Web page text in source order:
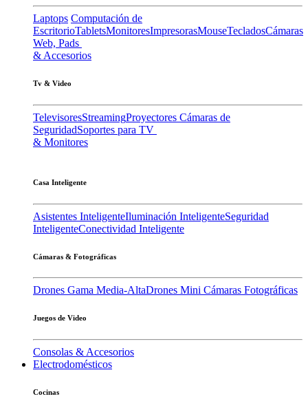
Laptops Computación de
EscritorioTabletsMonitoresImpresorasMouseTecladosCámaras
Web, Pads
& Accesorios
Tv & Video
TelevisoresStreamingProyectores Cámaras de
SeguridadSoportes para TV
& Monitores
Casa Inteligente
Asistentes InteligenteIluminación InteligenteSeguridad
InteligenteConectividad Inteligente
Cámaras & Fotográficas
Drones Gama Media-AltaDrones Mini Cámaras Fotográficas
Juegos de Video
Consolas & Accesorios
Electrodomésticos
Cocinas